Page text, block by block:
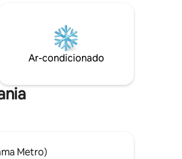
acesso de entrada e saída!
Ar-condicionado
Metro)